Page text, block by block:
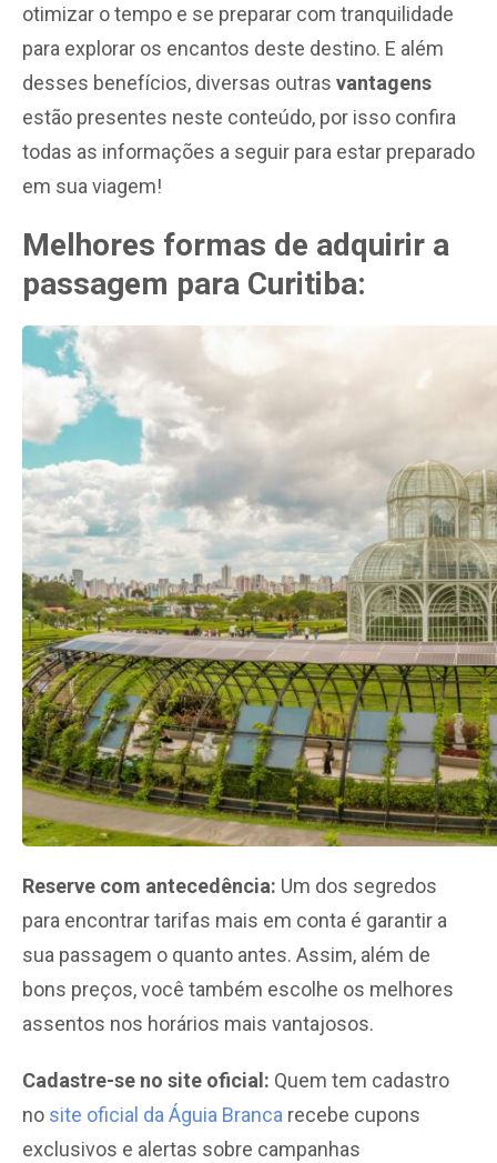
otimizar o tempo e se preparar com tranquilidade
para explorar os encantos deste destino. E além
desses benefícios, diversas outras vantagens
estão presentes neste conteúdo, por isso confira
todas as informações a seguir para estar preparado
em sua viagem!
Melhores formas de adquirir a
passagem para Curitiba:
Reserve com antecedência: Um dos segredos
para encontrar tarifas mais em conta é garantir a
sua passagem o quanto antes. Assim, além de
bons preços, você também escolhe os melhores
assentos nos horários mais vantajosos.
Cadastre-se no site oficial: Quem tem cadastro
no site oficial da Águia Branca recebe cupons
exclusivos e alertas sobre campanhas